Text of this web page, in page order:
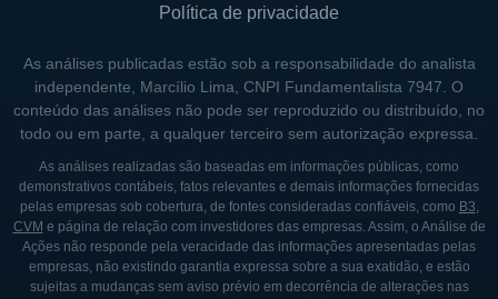
Política de privacidade
As análises publicadas estão sob a responsabilidade do analista
independente, Marcílio Lima, CNPI Fundamentalista 7947. O
conteúdo das análises não pode ser reproduzido ou distribuído, no
todo ou em parte, a qualquer terceiro sem autorização expressa.
As análises realizadas são baseadas em informações públicas, como
demonstrativos contábeis, fatos relevantes e demais informações fornecidas
pelas empresas sob cobertura, de fontes consideradas confiáveis, como B3,
CVM e página de relação com investidores das empresas. Assim, o Análise de
Ações não responde pela veracidade das informações apresentadas pelas
empresas, não existindo garantia expressa sobre a sua exatidão, e estão
sujeitas a mudanças sem aviso prévio em decorrência de alterações nas